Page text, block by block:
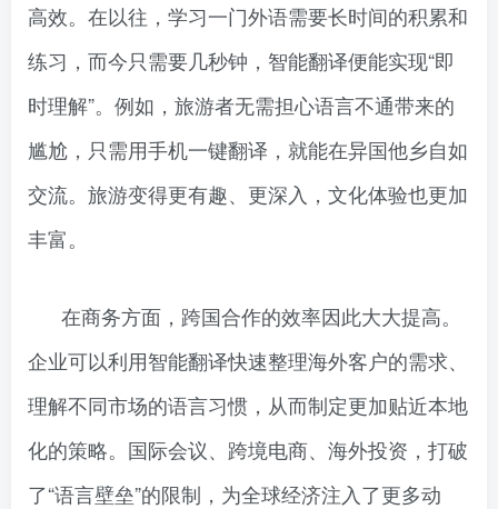
高效。在以往，学习一门外语需要长时间的积累和
练习，而今只需要几秒钟，智能翻译便能实现“即
时理解”。例如，旅游者无需担心语言不通带来的
尴尬，只需用手机一键翻译，就能在异国他乡自如
交流。旅游变得更有趣、更深入，文化体验也更加
丰富。
在商务方面，跨国合作的效率因此大大提高。
企业可以利用智能翻译快速整理海外客户的需求、
理解不同市场的语言习惯，从而制定更加贴近本地
化的策略。国际会议、跨境电商、海外投资，打破
了“语言壁垒”的限制，为全球经济注入了更多动